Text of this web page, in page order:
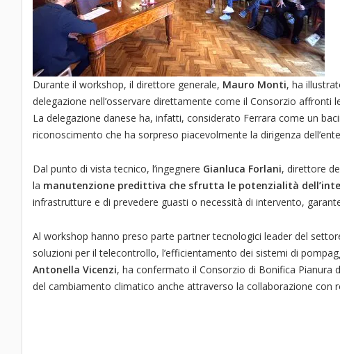
Durante il workshop, il direttore generale, Mauro Monti, ha
delegazione nell’osservare direttamente come il Consorzio
La delegazione danese ha, infatti, considerato Ferrara come un
riconoscimento che ha sorpreso piacevolmente la dirigenza
Dal punto di vista tecnico, l’ingegnere Gianluca Forlani, direttore
la manutenzione predittiva che sfrutta le potenzialità
infrastrutture e di prevedere guasti o necessità di intervento,
Al workshop hanno preso parte partner tecnologici leader del
soluzioni per il telecontrollo, l’efficientamento dei sistemi di
Antonella Vicenzi, ha confermato il Consorzio di Bonifica Pianura
del cambiamento climatico anche attraverso la collaborazione con